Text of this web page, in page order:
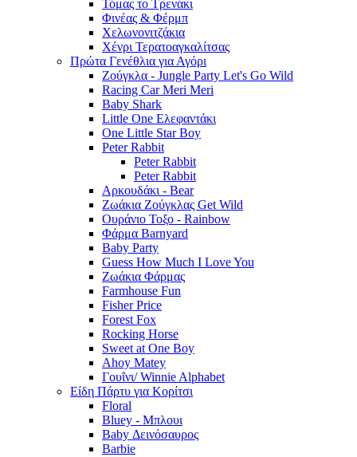
Τόμας το Τρενάκι
Φινέας & Φέρμπ
Χελωνονιτζάκια
Χένρι Τερατοαγκαλίτσας
Πρώτα Γενέθλια για Αγόρι
Ζούγκλα - Jungle Party Let's Go Wild
Racing Car Meri Meri
Baby Shark
Little One Ελεφαντάκι
One Little Star Boy
Peter Rabbit
Peter Rabbit
Peter Rabbit
Αρκουδάκι - Bear
Ζωάκια Ζούγκλας Get Wild
Ουράνιο Τοξο - Rainbow
Φάρμα Barnyard
Baby Party
Guess How Much I Love You
Ζωάκια Φάρμας
Farmhouse Fun
Fisher Price
Forest Fox
Rocking Horse
Sweet at One Boy
Ahoy Matey
Γουΐνι/ Winnie Alphabet
Είδη Πάρτυ για Κορίτσι
Floral
Bluey - Μπλουι
Baby Δεινόσαυρος
Barbie